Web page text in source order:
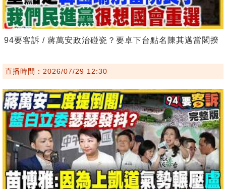
94要客訴 / 蔣萬安政治碰瓷？要卓下台點名陳其邁當閣揆
直播時間：2026/07/29 12:30